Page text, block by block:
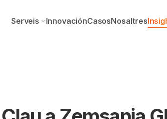
Serveis InnovaciónCasosNosaltres